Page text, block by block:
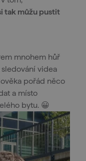
tak můžu pustit
mnohem hůř
videa
pořád něco
a místo
bytu. 😀